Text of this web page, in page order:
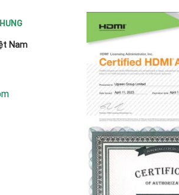
Nam